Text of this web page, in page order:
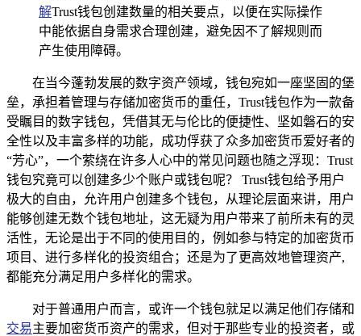
解Trust钱包创建数量的相关要点，以便在实际操作
中能依据自身需求合理创建，避免因不了解规则而
产生使用障碍。
在当今蓬勃发展的数字资产领域，钱包宛如一座坚固的堡
垒，承担着管理与存储加密货币的重任，Trust钱包作为一款备
受瞩目的数字钱包，凭借其无与伦比的便捷性、坚如磐石的安
全性以及丰富多样的功能，成功俘获了众多加密货币爱好者的
“芳心”，一个萦绕在许多人心中的常见问题也随之浮现：Trust
钱包究竟可以创建多少个账户或钱包呢？ Trust钱包给予用户
极大的自由，允许用户创建多个钱包，从理论层面来讲，用户
能够创建无数个钱包地址，这无疑为用户带来了前所未有的灵
活性，无论是出于不同的使用目的，例如参与特定的加密货币
项目、进行多样化的投资组合；还是为了更高效地管理资产,
都能充分满足用户多样化的需求。
对于普通用户而言，或许一个钱包就足以满足他们存储和
交易主要加密货币资产的需求，但对于那些专业的投资者，或